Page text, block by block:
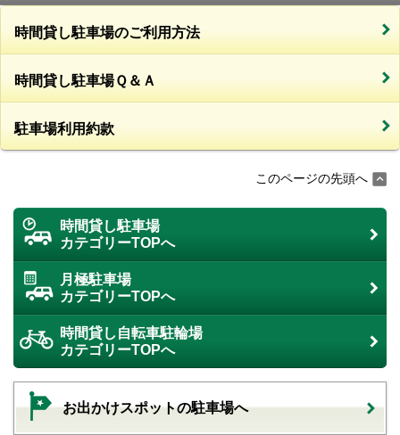
時間貸し駐車場のご利用方法
時間貸し駐車場Ｑ＆Ａ
駐車場利用約款
このページの先頭へ
時間貸し駐車場
カテゴリーTOPへ
月極駐車場
カテゴリーTOPへ
時間貸し自転車駐輪場
カテゴリーTOPへ
お出かけスポットの駐車場へ